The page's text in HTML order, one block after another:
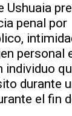
Ushuaia
penal por
personal
individuo
durante
el fin